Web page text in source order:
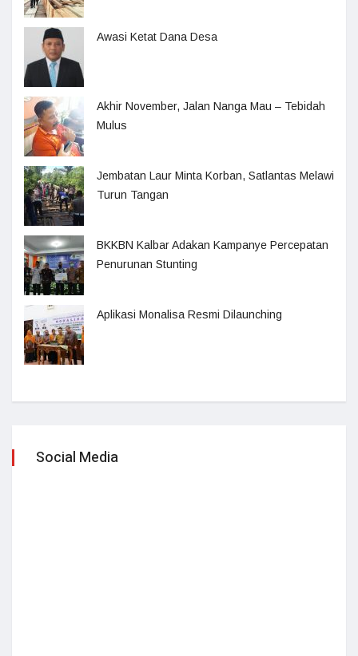
Awasi Ketat Dana Desa
Akhir November, Jalan Nanga Mau – Tebidah
Mulus
Jembatan Laur Minta Korban, Satlantas Melawi
Turun Tangan
BKKBN Kalbar Adakan Kampanye Percepatan
Penurunan Stunting
Aplikasi Monalisa Resmi Dilaunching
Social Media